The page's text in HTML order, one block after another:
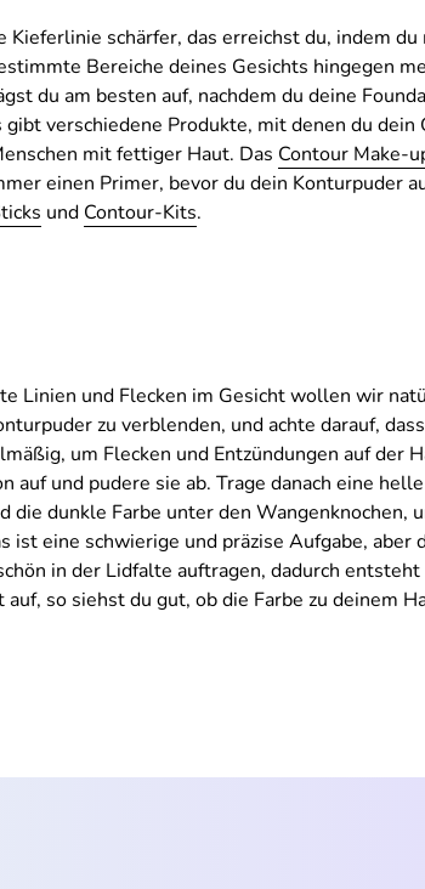
schärfer, das erreichst du, indem
Bereiche deines Gesichts hingegen
du am besten auf, nachdem du deine
verschiedene Produkte, mit denen du dein
mit fettiger Haut. Das Contour Make-
einen Primer, bevor du dein Konturpuder
und Contour-Kits.
Linien und Flecken im Gesicht wollen wir
zu verblenden, und achte darauf,
um Flecken und Entzündungen auf der
und pudere sie ab. Trage danach eine
die dunkle Farbe unter den Wangenknochen,
ist eine schwierige und präzise Aufgabe, aber
in der Lidfalte auftragen, dadurch entsteht
so siehst du gut, ob die Farbe zu deinem